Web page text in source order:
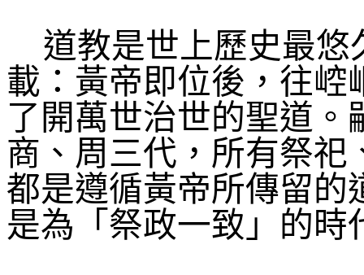
道教是世上歷史最
載：黃帝即位後，往崆
了開萬世治世的聖道
商、周三代，所有祭祀
都是遵循黃帝所傳留的
是為「祭政一致」的時